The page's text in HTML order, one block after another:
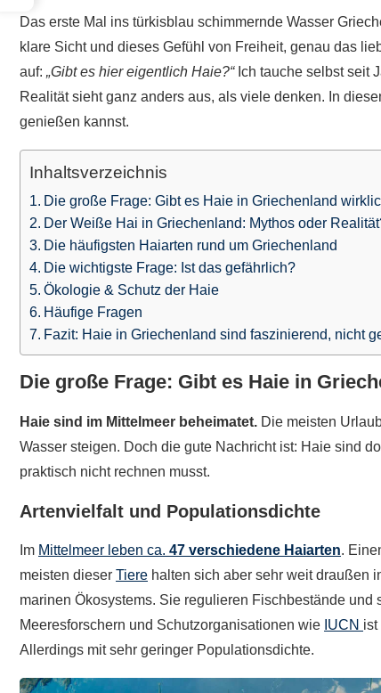
Das erste Mal ins türkisblau schimmernde Wasser
klare Sicht und dieses Gefühl von Freiheit, genau das
auf: „Gibt es hier eigentlich Haie?“Ich tauche selbst seit
Realität sieht ganz anders aus, als viele denken. In
genießen kannst.
Inhaltsverzeichnis
Die große Frage: Gibt es Haie in Griechenland
Der Weiße Hai in Griechenland: Mythos oder
Die häufigsten Haiarten rund um Griechenland
Die wichtigste Frage: Ist das gefährlich?
Ökologie & Schutz der Haie
Häufige Fragen
Fazit: Haie in Griechenland sind faszinierend, nicht
Die große Frage: Gibt es Haie in
Haie sind im Mittelmeer beheimatet. Die meisten
Wasser steigen. Doch die gute Nachricht ist: Haie sind
praktisch nicht rechnen musst.
Artenvielfalt und Populationsdichte
Im Mittelmeer leben ca. 47 verschiedene Haiarten.
meisten dieser Tiere halten sich aber sehr weit draußen
marinen Ökosystems. Sie regulieren Fischbestände
Meeresforschern und Schutzorganisationen wie IUCN ist
Allerdings mit sehr geringer Populationsdichte.